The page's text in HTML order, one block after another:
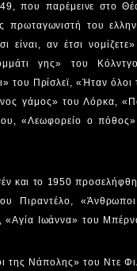
που παρέμεινε στο
του
αν έτσι
γης» του
του Πρίσλεϊ, «Ήταν όλοι
γάμος» του Λόρκα,
«Λεωφορείο ο πόθος»
και το 1950
Πιραντέλο,
«Αγία Ιωάννα» του
της Νάπολης» του Ντε